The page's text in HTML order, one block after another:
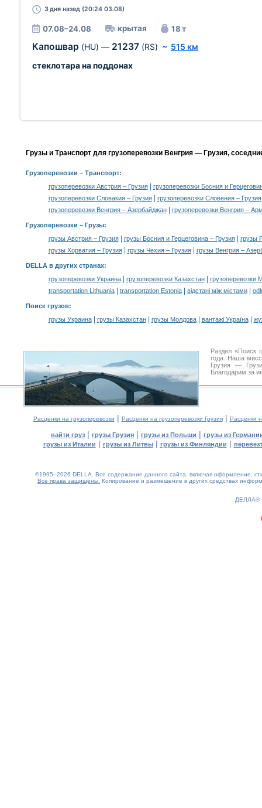
3 дня назад (20:24 03.08)
07.08–24.08 крытая 18 т
Капошвар (HU) — 21237 (RS) ~ 515 км
стеклотара на поддонах
Грузы и Транспорт для грузоперевозки Венгрия — Грузия,
Грузоперевозки – Транспорт:
грузоперевозки Австрия – Грузия|
грузоперевозки Босния и
грузоперевозки Словакия – Грузия| грузоперевозки Словения – Грузия
грузоперевозки Венгрия – Азербайджан| грузоперевозки Венгрия –
Грузоперевозки – Грузы:
грузы Австрия – Грузия| грузы Босния и Герцеговина – Грузия|
грузы
грузы Хорватия – Грузия| грузы Чехия – Грузия| грузы Венгрия –
DELLA в других странах:
грузоперевозки Украина| грузоперевозки Казахстан|
грузоперевозки
transportation Lithuania| transportation Estonia| відстані між містами|
Поиск грузов:
грузы Украина| грузы Казахстан| грузы Молдова| вантажі Україна|
Раздел «Поиск
года. Наша
Грузия —
Благодарим за
Расценки на грузоперевозки | Расценки на грузоперевозки Грузия| Расценки
найти груз | грузы Грузия | грузы из Польши | грузы из
грузы из Италии | грузы из Литвы| грузы из Финляндии |
©1995–2026 DELLA. Все содержание данного сайта, включая оформление,
Все права защищены. Копирование и размещение в других средствах